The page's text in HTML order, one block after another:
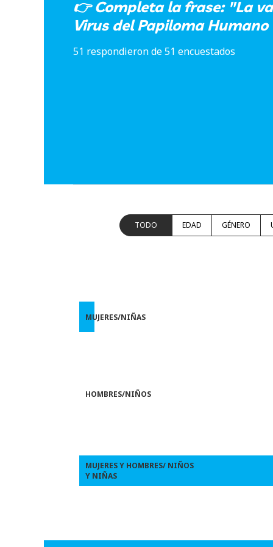
👉 Completa la frase: "La
Virus del Papiloma
51 respondieron de 51 encuestados
TODO EDAD GÉNERO
MUJERES/NIÑAS
HOMBRES/NIÑOS
MUJERES Y HOMBRES/ NIÑOS
Y NIÑAS